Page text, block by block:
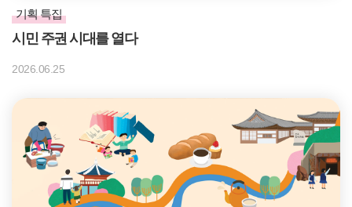
기획 특집
시민 주권 시대를 열다
2026.06.25